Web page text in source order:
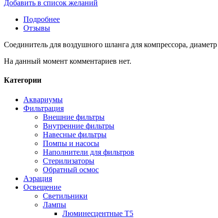
Добавить в список желаний
Подробнее
Отзывы
Соединитель для воздушного шланга для компрессора,
На данный момент комментариев нет.
Категории
Аквариумы
Фильтрация
Внешние фильтры
Внутренние фильтры
Навесные фильтры
Помпы и насосы
Наполнители для фильтров
Стерилизаторы
Обратный осмос
Аэрация
Освещение
Светильники
Лампы
Люминесцентные T5